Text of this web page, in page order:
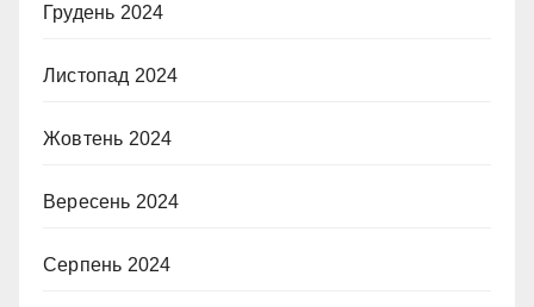
Грудень 2024
Листопад 2024
Жовтень 2024
Вересень 2024
Серпень 2024